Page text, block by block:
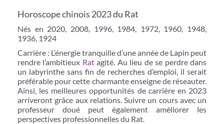
Horoscope chinois 2023 du Rat
Nés en 2020, 2008, 1996, 1984, 1972, 1960, 1948,
1936, 1924
Carrière : L’énergie tranquille d’une année de Lapin peut
rendre l’ambitieux Ratagité. Au lieu de se perdre dans
un labyrinthe sans fin de recherches d’emploi, il serait
préférable pour cette charmante enseigne de réseauter.
Ainsi, les meilleures opportunités de carrière en 2023
arriveront grâce aux relations. Suivre un cours avec un
professeur doué peut également améliorer les
perspectives professionnelles du Rat.